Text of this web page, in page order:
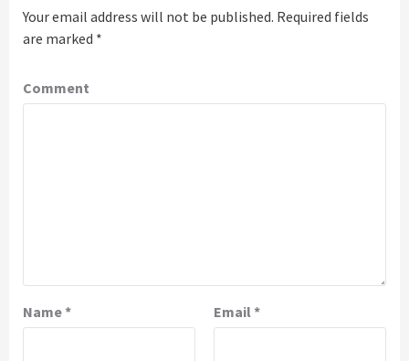
Your email address will not be published. Required fields
are marked *
Comment
Name* Email *